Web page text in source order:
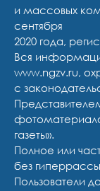
и массовых
сентября
2020 года,
Вся
www.ngzv.ru,
с
газеты».
Полное или
без
Пользователи